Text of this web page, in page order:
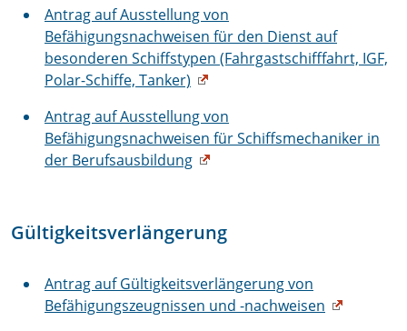
Antrag auf Ausstellung von
Befähigungsnachweisen für den Dienst auf
besonderen Schiffstypen (Fahrgastschifffahrt, IGF,
Polar-Schiffe, Tanker)
Antrag auf Ausstellung von
Befähigungsnachweisen für Schiffsmechaniker in
der Berufsausbildung
Gültigkeitsverlängerung
Antrag auf Gültigkeitsverlängerung von
Befähigungszeugnissen und -nachweisen